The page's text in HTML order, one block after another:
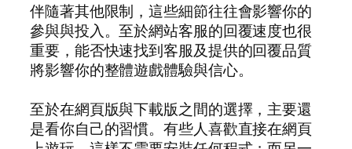
伴隨著其他限制，這些細節往往會影響你的
參與與投入。至於網站客服的回覆速度也很
重要，能否快速找到客服及提供的回覆品質
將影響你的整體遊戲體驗與信心。
至於在網頁版與下載版之間的選擇，主要還
是看你自己的習慣。有些人喜歡直接在網頁